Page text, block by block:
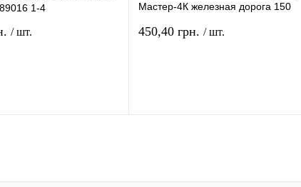
1-4
/ шт.
Мастер-4К железная дорога 150
450,40 грн. / шт.